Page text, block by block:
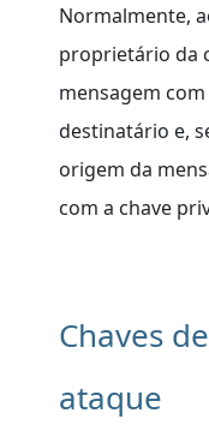
Normalmente,
proprietário da
mensagem
destinatário e,
origem da
com a chave
Chaves
ataque